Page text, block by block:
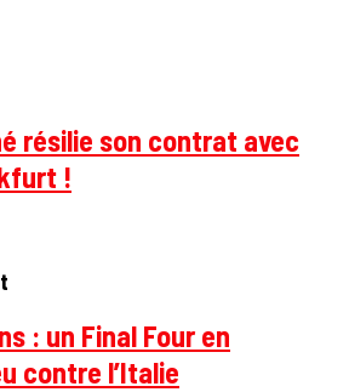
résilie son contrat avec
!
: un Final Four en
contre l’Italie